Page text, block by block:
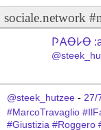
sociale.network
𐌐𐌀Ꝋ𐌋Ꝋ
@steek_hutzee - 27/
#MarcoTravaglio #
#Giustizia #Roggero